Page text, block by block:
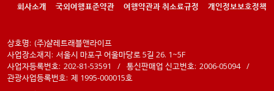
회사소개 국외여행표준약관 여행약관과 취소료규정 개인정보보호정책
상호명: (주)샬레트래블앤라이프
사업장소재지: 서울시 마포구 어울마당로 5길 26. 1~5F
사업자등록번호: 202-81-53591 / 통신판매업 신고번호: 2006-05094 /
관광사업등록번호: 제 1995-000015호